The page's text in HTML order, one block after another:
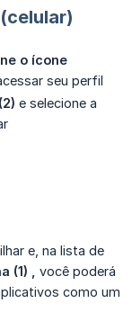
o ícone
seu perfil
e selecione a
e, na lista de
(1) ,
você poderá
como um